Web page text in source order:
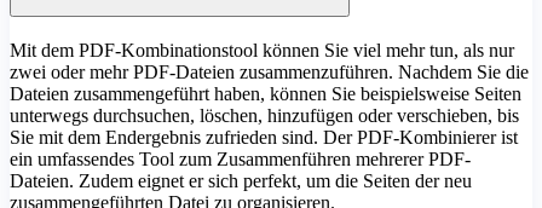
Mit dem PDF-Kombinationstool können Sie viel mehr tun, als nur
zwei oder mehr PDF-Dateien zusammenzuführen. Nachdem Sie die
Dateien zusammengeführt haben, können Sie beispielsweise Seiten
unterwegs durchsuchen, löschen, hinzufügen oder verschieben, bis
Sie mit dem Endergebnis zufrieden sind. Der PDF-Kombinierer ist
ein umfassendes Tool zum Zusammenführen mehrerer PDF-
Dateien. Zudem eignet er sich perfekt, um die Seiten der neu
zusammengeführten Datei zu organisieren.